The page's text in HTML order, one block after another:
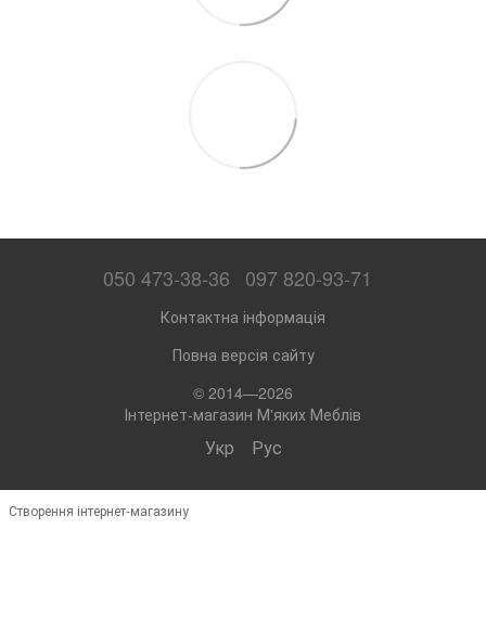
050 473-38-36 097 820-93-71
Контактна інформація
Повна версія сайту
© 2014—2026
Інтернет-магазин М'яких Меблів
Укр Рус
Створення інтернет-магазину